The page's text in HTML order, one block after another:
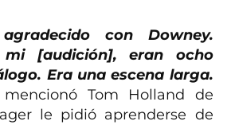
con Downey.
mi [audición], eran ocho
Era una escena larga.
mencionó Tom Holland de
le pidió aprenderse de